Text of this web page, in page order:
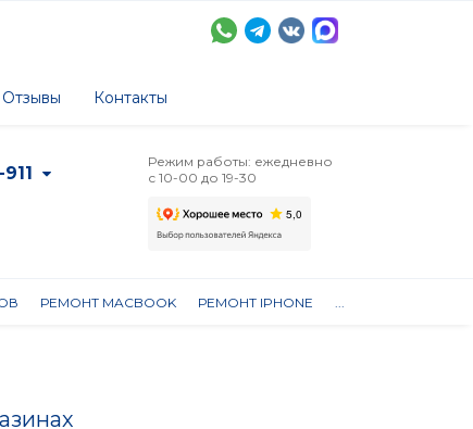
Отзывы Контакты
Режим работы: ежедневно
с 10-00 до 19-30
РЕМОНТ MACBOOK РЕМОНТ IPHONE ...